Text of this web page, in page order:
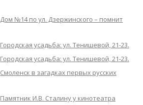
Дом №14 по ул. Дзержинского – помнит
Городская усадьба: ул. Тенишевой, 21-23.
Городская усадьба: ул. Тенишевой, 21-23.
Смоленск в загадках первых русских
Памятник И.В. Сталину у кинотеатра